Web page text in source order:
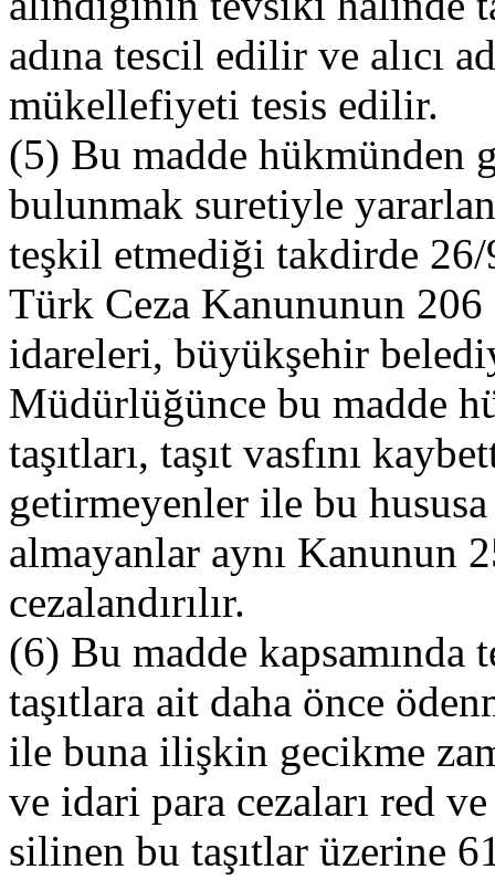
adına tescil edilir ve alıcı
mükellefiyeti tesis edilir.
(5) Bu madde hükmünden
bulunmak suretiyle
teşkil etmediği takdirde
Türk Ceza Kanununun 206
idareleri, büyükşehir
Müdürlüğünce bu madde
taşıtları, taşıt vasfını
getirmeyenler ile bu
almayanlar aynı Kanunun
cezalandırılır.
(6) Bu madde kapsamında
taşıtlara ait daha önce
ile buna ilişkin gecikme
ve idari para cezaları red
silinen bu taşıtlar üzerine